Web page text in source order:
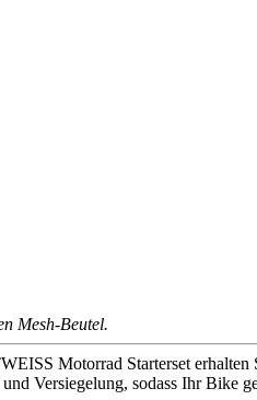
Mesh-Beutel.
Motorrad Starterset
Versiegelung, sodass Ihr Bike